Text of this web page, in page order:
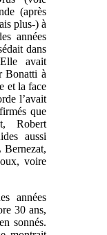
(après
plus-) à
années
dans
avait
Bonatti à
et la face
l’avait
que
Robert
aussi
voire
années
30 ans,
sonnés.